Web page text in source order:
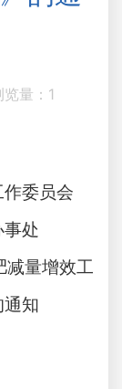
量： 1
委员会
处
减量增效工
知